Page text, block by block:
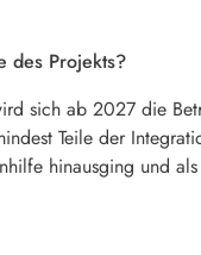
des Projekts?
sich ab 2027 die
Teile der
hinausging und